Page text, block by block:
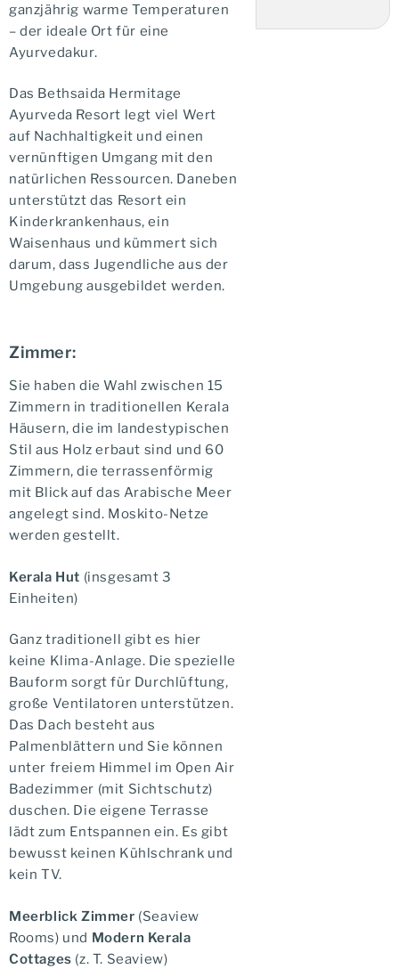
ganzjährig warme Temperaturen
– der ideale Ort für eine
Ayurvedakur.
Das Bethsaida Hermitage
Ayurveda Resort legt viel Wert
auf Nachhaltigkeit und einen
vernünftigen Umgang mit den
natürlichen Ressourcen. Daneben
unterstützt das Resort ein
Kinderkrankenhaus, ein
Waisenhaus und kümmert sich
darum, dass Jugendliche aus der
Umgebung ausgebildet werden.
Zimmer:
Sie haben die Wahl zwischen 15
Zimmern in traditionellen Kerala
Häusern, die im landestypischen
Stil aus Holz erbaut sind und 60
Zimmern, die terrassenförmig
mit Blick auf das Arabische Meer
angelegt sind. Moskito-Netze
werden gestellt.
Kerala Hut (insgesamt 3
Einheiten)
Ganz traditionell gibt es hier
keine Klima-Anlage. Die spezielle
Bauform sorgt für Durchlüftung,
große Ventilatoren unterstützen.
Das Dach besteht aus
Palmenblättern und Sie können
unter freiem Himmel im Open Air
Badezimmer (mit Sichtschutz)
duschen. Die eigene Terrasse
lädt zum Entspannen ein. Es gibt
bewusst keinen Kühlschrank und
kein TV.
Meerblick Zimmer (Seaview
Rooms) und Modern Kerala
Cottages (z. T. Seaview)